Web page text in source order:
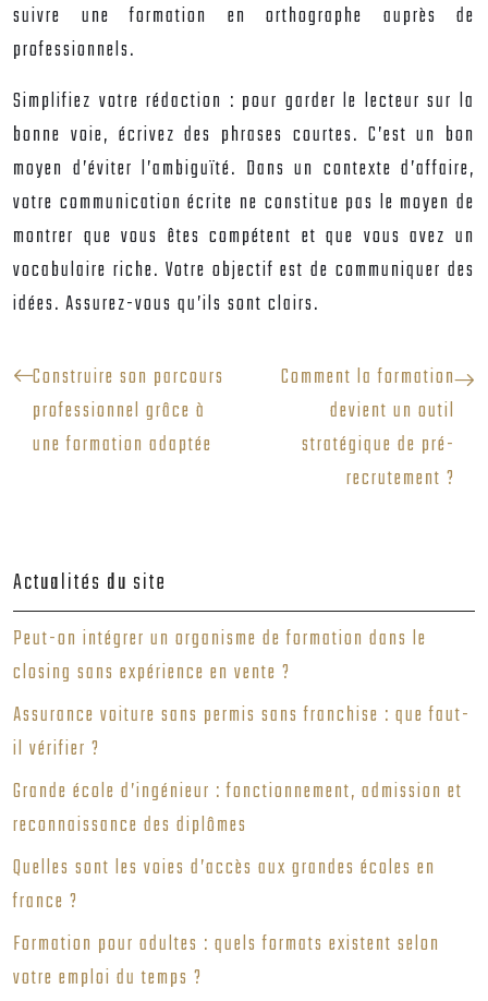
suivre uneformation en orthographe auprès de
professionnels.
Simplifiez votre rédaction : pour garder le lecteur sur la
bonne voie, écrivez des phrases courtes. C’est un bon
moyen d’éviter l’ambiguïté. Dans un contexte d’affaire,
votre communication écrite ne constitue pas le moyen de
montrer que vous êtes compétent et que vous avez un
vocabulaire riche. Votre objectif est de communiquer des
idées. Assurez-vous qu’ils sont clairs.
Construire son parcours
professionnel grâce à
une formation adaptée
Comment la formation
devient un outil
stratégique de pré-
recrutement ?
Actualités du site
Peut-on intégrer un organisme de formation dans le
closing sans expérience en vente ?
Assurance voiture sans permis sans franchise : que faut-
il vérifier ?
Grande école d’ingénieur : fonctionnement, admission et
reconnaissance des diplômes
Quelles sont les voies d’accès aux grandes écoles en
france ?
Formation pour adultes : quels formats existent selon
votre emploi du temps ?